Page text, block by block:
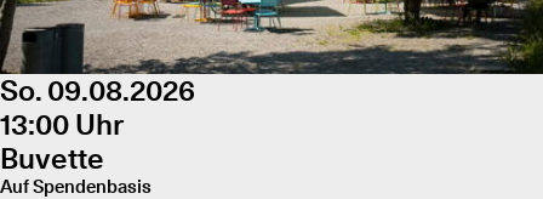
So. 09.08.2026
13:00 Uhr
Buvette
Auf Spendenbasis